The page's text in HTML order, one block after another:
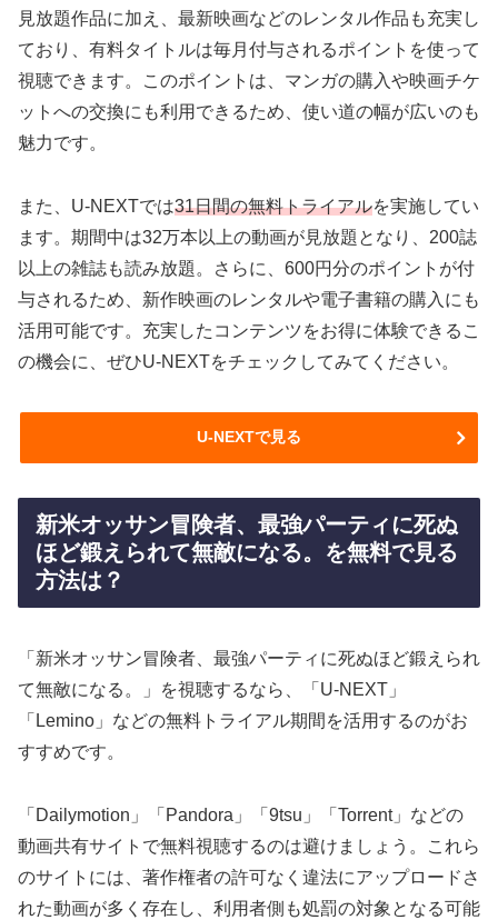
見放題作品に加え、最新映画などのレンタル作品も充実し
ており、有料タイトルは毎月付与されるポイントを使って
視聴できます。このポイントは、マンガの購入や映画チケ
ットへの交換にも利用できるため、使い道の幅が広いのも
魅力です。
また、U-NEXTでは31日間の無料トライアルを実施してい
ます。期間中は32万本以上の動画が見放題となり、200誌
以上の雑誌も読み放題。さらに、600円分のポイントが付
与されるため、新作映画のレンタルや電子書籍の購入にも
活用可能です。充実したコンテンツをお得に体験できるこ
の機会に、ぜひU-NEXTをチェックしてみてください。
U-NEXTで見る
新米オッサン冒険者、最強パーティに死ぬ
ほど鍛えられて無敵になる。を無料で見る
方法は？
「新米オッサン冒険者、最強パーティに死ぬほど鍛えられ
て無敵になる。」を視聴するなら、「U-NEXT」
「Lemino」などの無料トライアル期間を活用するのがお
すすめです。
「Dailymotion」「Pandora」「9tsu」「Torrent」などの
動画共有サイトで無料視聴するのは避けましょう。これら
のサイトには、著作権者の許可なく違法にアップロードさ
れた動画が多く存在し、利用者側も処罰の対象となる可能